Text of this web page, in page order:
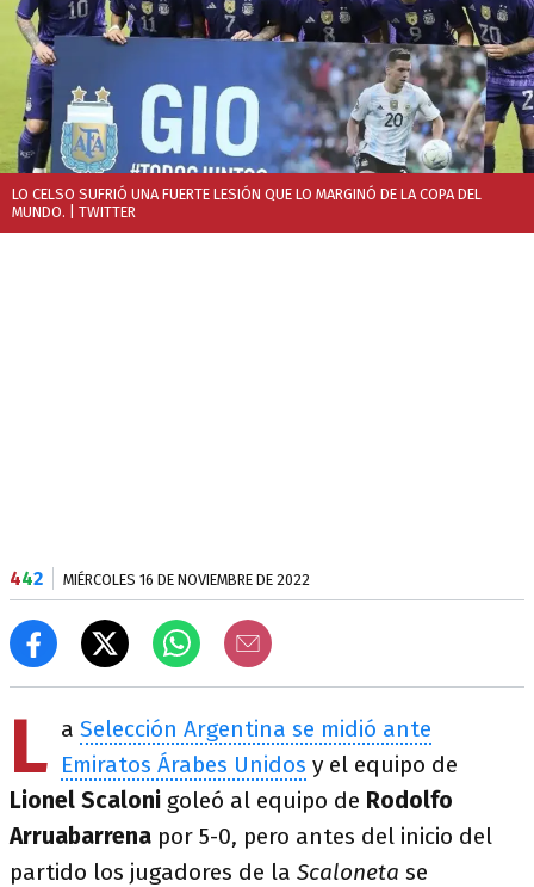
LO CELSO SUFRIÓ UNA FUERTE LESIÓN QUE LO MARGINÓ DE LA COPA DEL
MUNDO. | TWITTER
442 MIÉRCOLES 16 DE NOVIEMBRE DE 2022
L a Selección Argentina se midió ante
Emiratos Árabes Unidos y el equipo de
Lionel Scaloni goleó al equipo de Rodolfo
Arruabarrena por 5-0, pero antes del inicio del
partido los jugadores de la Scaloneta se